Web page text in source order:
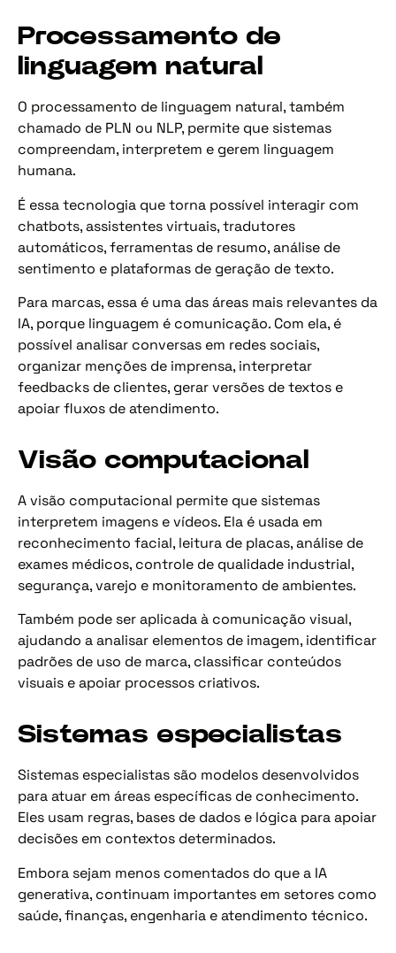
Processamento de
linguagem natural
O processamento de linguagem natural, também
chamado de PLN ou NLP, permite que sistemas
compreendam, interpretem e gerem linguagem
humana.
É essa tecnologia que torna possível interagir com
chatbots, assistentes virtuais, tradutores
automáticos, ferramentas de resumo, análise de
sentimento e plataformas de geração de texto.
Para marcas, essa é uma das áreas mais relevantes da
IA, porque linguagem é comunicação. Com ela, é
possível analisar conversas em redes sociais,
organizar menções de imprensa, interpretar
feedbacks de clientes, gerar versões de textos e
apoiar fluxos de atendimento.
Visão computacional
A visão computacional permite que sistemas
interpretem imagens e vídeos. Ela é usada em
reconhecimento facial, leitura de placas, análise de
exames médicos, controle de qualidade industrial,
segurança, varejo e monitoramento de ambientes.
Também pode ser aplicada à comunicação visual,
ajudando a analisar elementos de imagem, identificar
padrões de uso de marca, classificar conteúdos
visuais e apoiar processos criativos.
Sistemas especialistas
Sistemas especialistas são modelos desenvolvidos
para atuar em áreas específicas de conhecimento.
Eles usam regras, bases de dados e lógica para apoiar
decisões em contextos determinados.
Embora sejam menos comentados do que a IA
generativa, continuam importantes em setores como
saúde, finanças, engenharia e atendimento técnico.